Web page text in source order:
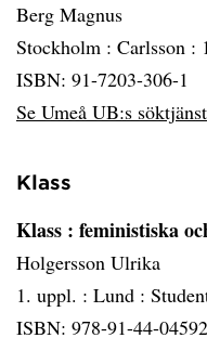
Berg Magnus
Stockholm : Carlsson :
ISBN: 91-7203-306-1
Se Umeå UB:s söktjänst
Klass
Klass : feministiska
Holgersson Ulrika
1. uppl. : Lund :
ISBN: 978-91-44-